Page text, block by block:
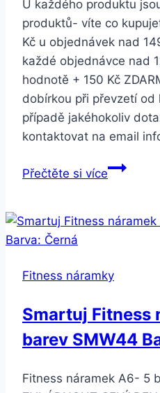
U každého produktu
produktů- víte co
Kč u objednávek nad
každé objednávce nad
hodnotě + 150 Kč
dobírkou při převzetí
případě jakéhokoliv
kontaktovat na email
Přečtěte si víceSmartuj
Chakra
3
Barva:
Fitness náramky
Smartuj Fitness
barev SMW44
Fitness náramek A6- 5